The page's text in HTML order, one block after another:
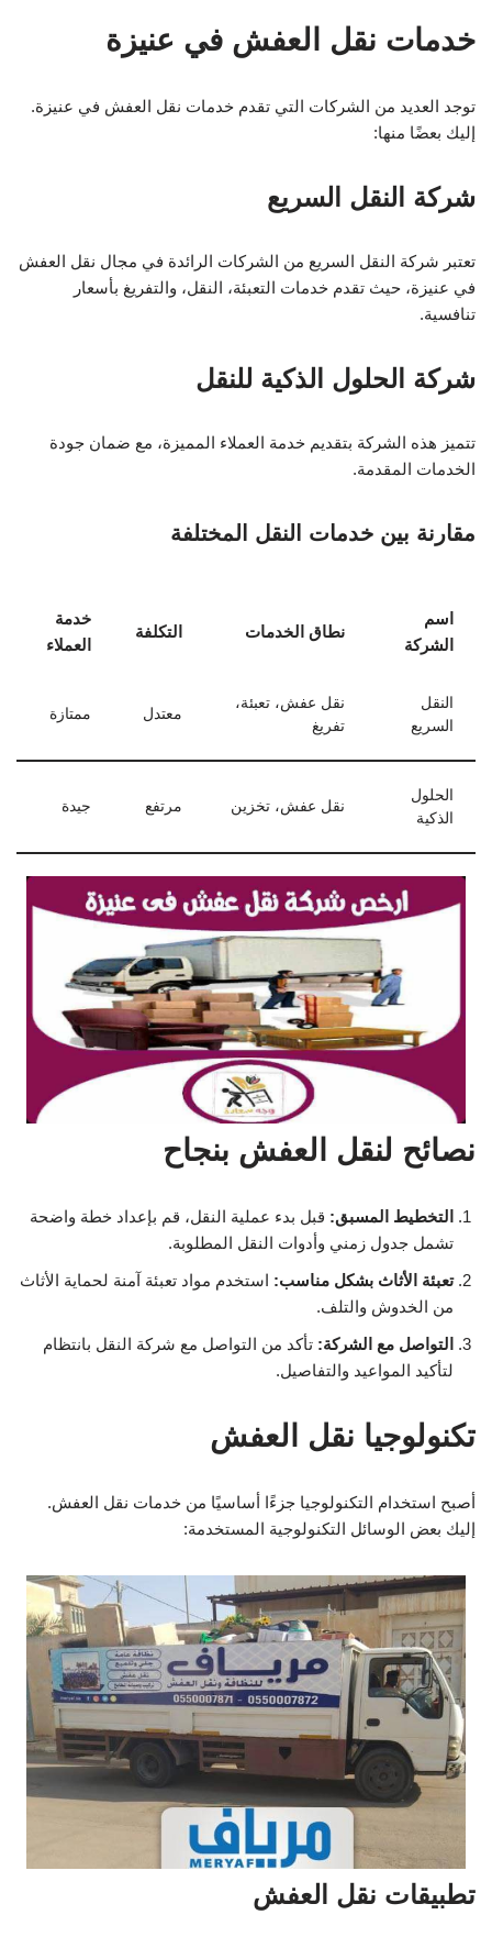
خدمات نقل العفش في عنيزة
توجد العديد من الشركات التي تقدم خدمات نقل العفش في عنيزة.
إليك بعضًا منها:
شركة النقل السريع
تعتبر شركة النقل السريع من الشركات الرائدة في مجال نقل العفش
في عنيزة، حيث تقدم خدمات التعبئة، النقل، والتفريغ بأسعار
تنافسية.
شركة الحلول الذكية للنقل
تتميز هذه الشركة بتقديم خدمة العملاء المميزة، مع ضمان جودة
الخدمات المقدمة.
مقارنة بين خدمات النقل المختلفة
اسم
الشركة
نطاق الخدمات التكلفة
خدمة
العملاء
النقل
السريع
نقل عفش، تعبئة،
تفريغ
معتدل ممتازة
الحلول
الذكية
نقل عفش، تخزين مرتفع جيدة
نصائح لنقل العفش بنجاح
التخطيط المسبق: قبل بدء عملية النقل، قم بإعداد خطة واضحة
تشمل جدول زمني وأدوات النقل المطلوبة.
تعبئة الأثاث بشكل مناسب: استخدم مواد تعبئة آمنة لحماية الأثاث
من الخدوش والتلف.
التواصل مع الشركة: تأكد من التواصل مع شركة النقل بانتظام
لتأكيد المواعيد والتفاصيل.
تكنولوجيا نقل العفش
أصبح استخدام التكنولوجيا جزءًا أساسيًا من خدمات نقل العفش.
إليك بعض الوسائل التكنولوجية المستخدمة:
تطبيقات نقل العفش